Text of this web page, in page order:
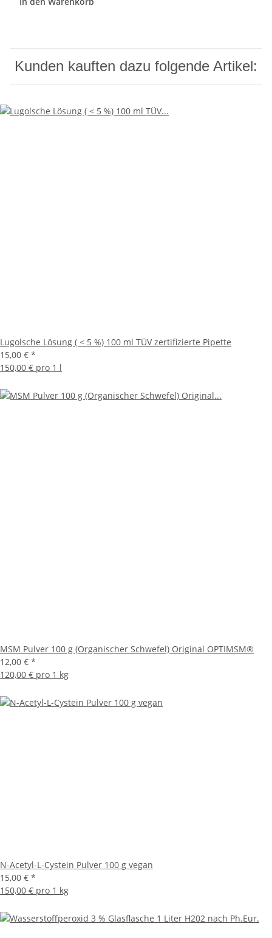
Kunden kauften dazu folgende Artikel:
Lugolsche Lösung ( < 5 %) 100 ml TÜV zertifizierte Pipette
15,00 € *
150,00 € pro 1 l
MSM Pulver 100 g (Organischer Schwefel) Original OPTIMSM®
12,00 € *
120,00 € pro 1 kg
N-Acetyl-L-Cystein Pulver 100 g vegan
15,00 € *
150,00 € pro 1 kg